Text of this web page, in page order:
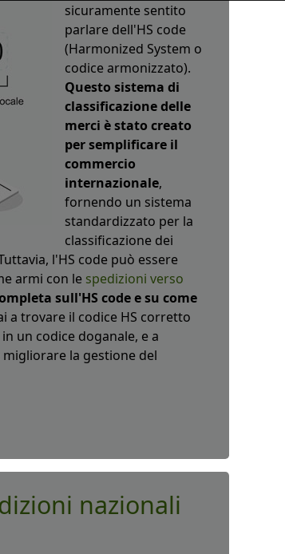
sicuramente sentito
parlare dell'HS code
(Harmonized System o
codice armonizzato).
Questo sistema di
classificazione delle
merci è stato creato
per semplificare il
commercio
internazionale,
fornendo un sistema
standardizzato per la
classificazione dei
l'HS code può essere
armi con le spedizioni verso
sull'HS code e su come
a trovare il codice HS corretto
un codice doganale, e a
la gestione del
nazionali